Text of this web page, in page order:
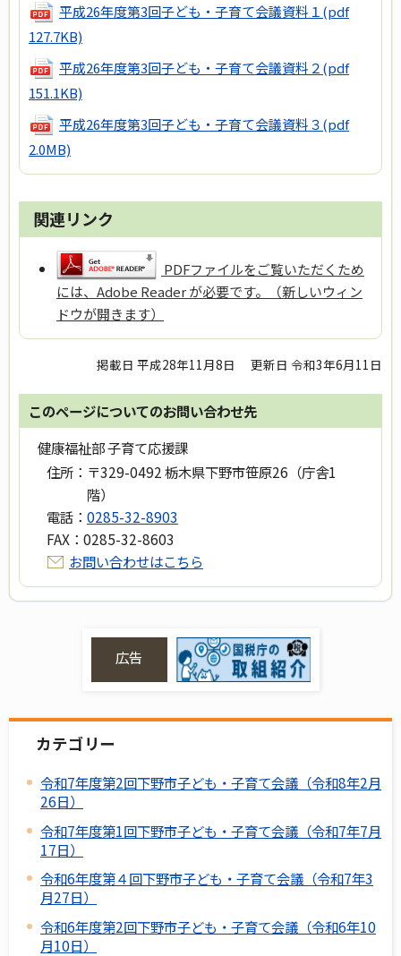
平成26年度第3回子ども・子育て会議資料１(pdf
127.7KB)
平成26年度第3回子ども・子育て会議資料２(pdf
151.1KB)
平成26年度第3回子ども・子育て会議資料３(pdf
2.0MB)
関連リンク
PDFファイルをご覧いただくため
には、Adobe Reader が必要です。（新しいウィン
ドウが開きます）
掲載日 平成28年11月8日 更新日 令和3年6月11日
このページについてのお問い合わせ先
健康福祉部 子育て応援課
住所： 〒329-0492 栃木県下野市笹原26（庁舎1
階）
電話： 0285-32-8903
FAX： 0285-32-8603
お問い合わせはこちら
広告
カテゴリー
令和7年度第2回下野市子ども・子育て会議（令和8年2月
26日）
令和7年度第1回下野市子ども・子育て会議（令和7年7月
17日）
令和6年度第４回下野市子ども・子育て会議（令和7年3
月27日）
令和6年度第2回下野市子ども・子育て会議（令和6年10
月10日）